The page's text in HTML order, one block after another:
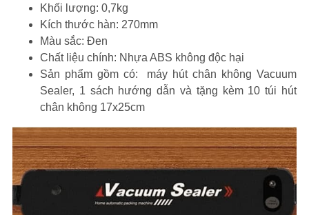
Khối lượng: 0,7kg
Kích thước hàn: 270mm
Màu sắc: Đen
Chất liệu chính: Nhựa ABS không độc hại
Sản phẩm gồm có: máy hút chân không Vacuum
Sealer, 1 sách hướng dẫn và tặng kèm 10 túi hút
chân không 17x25cm